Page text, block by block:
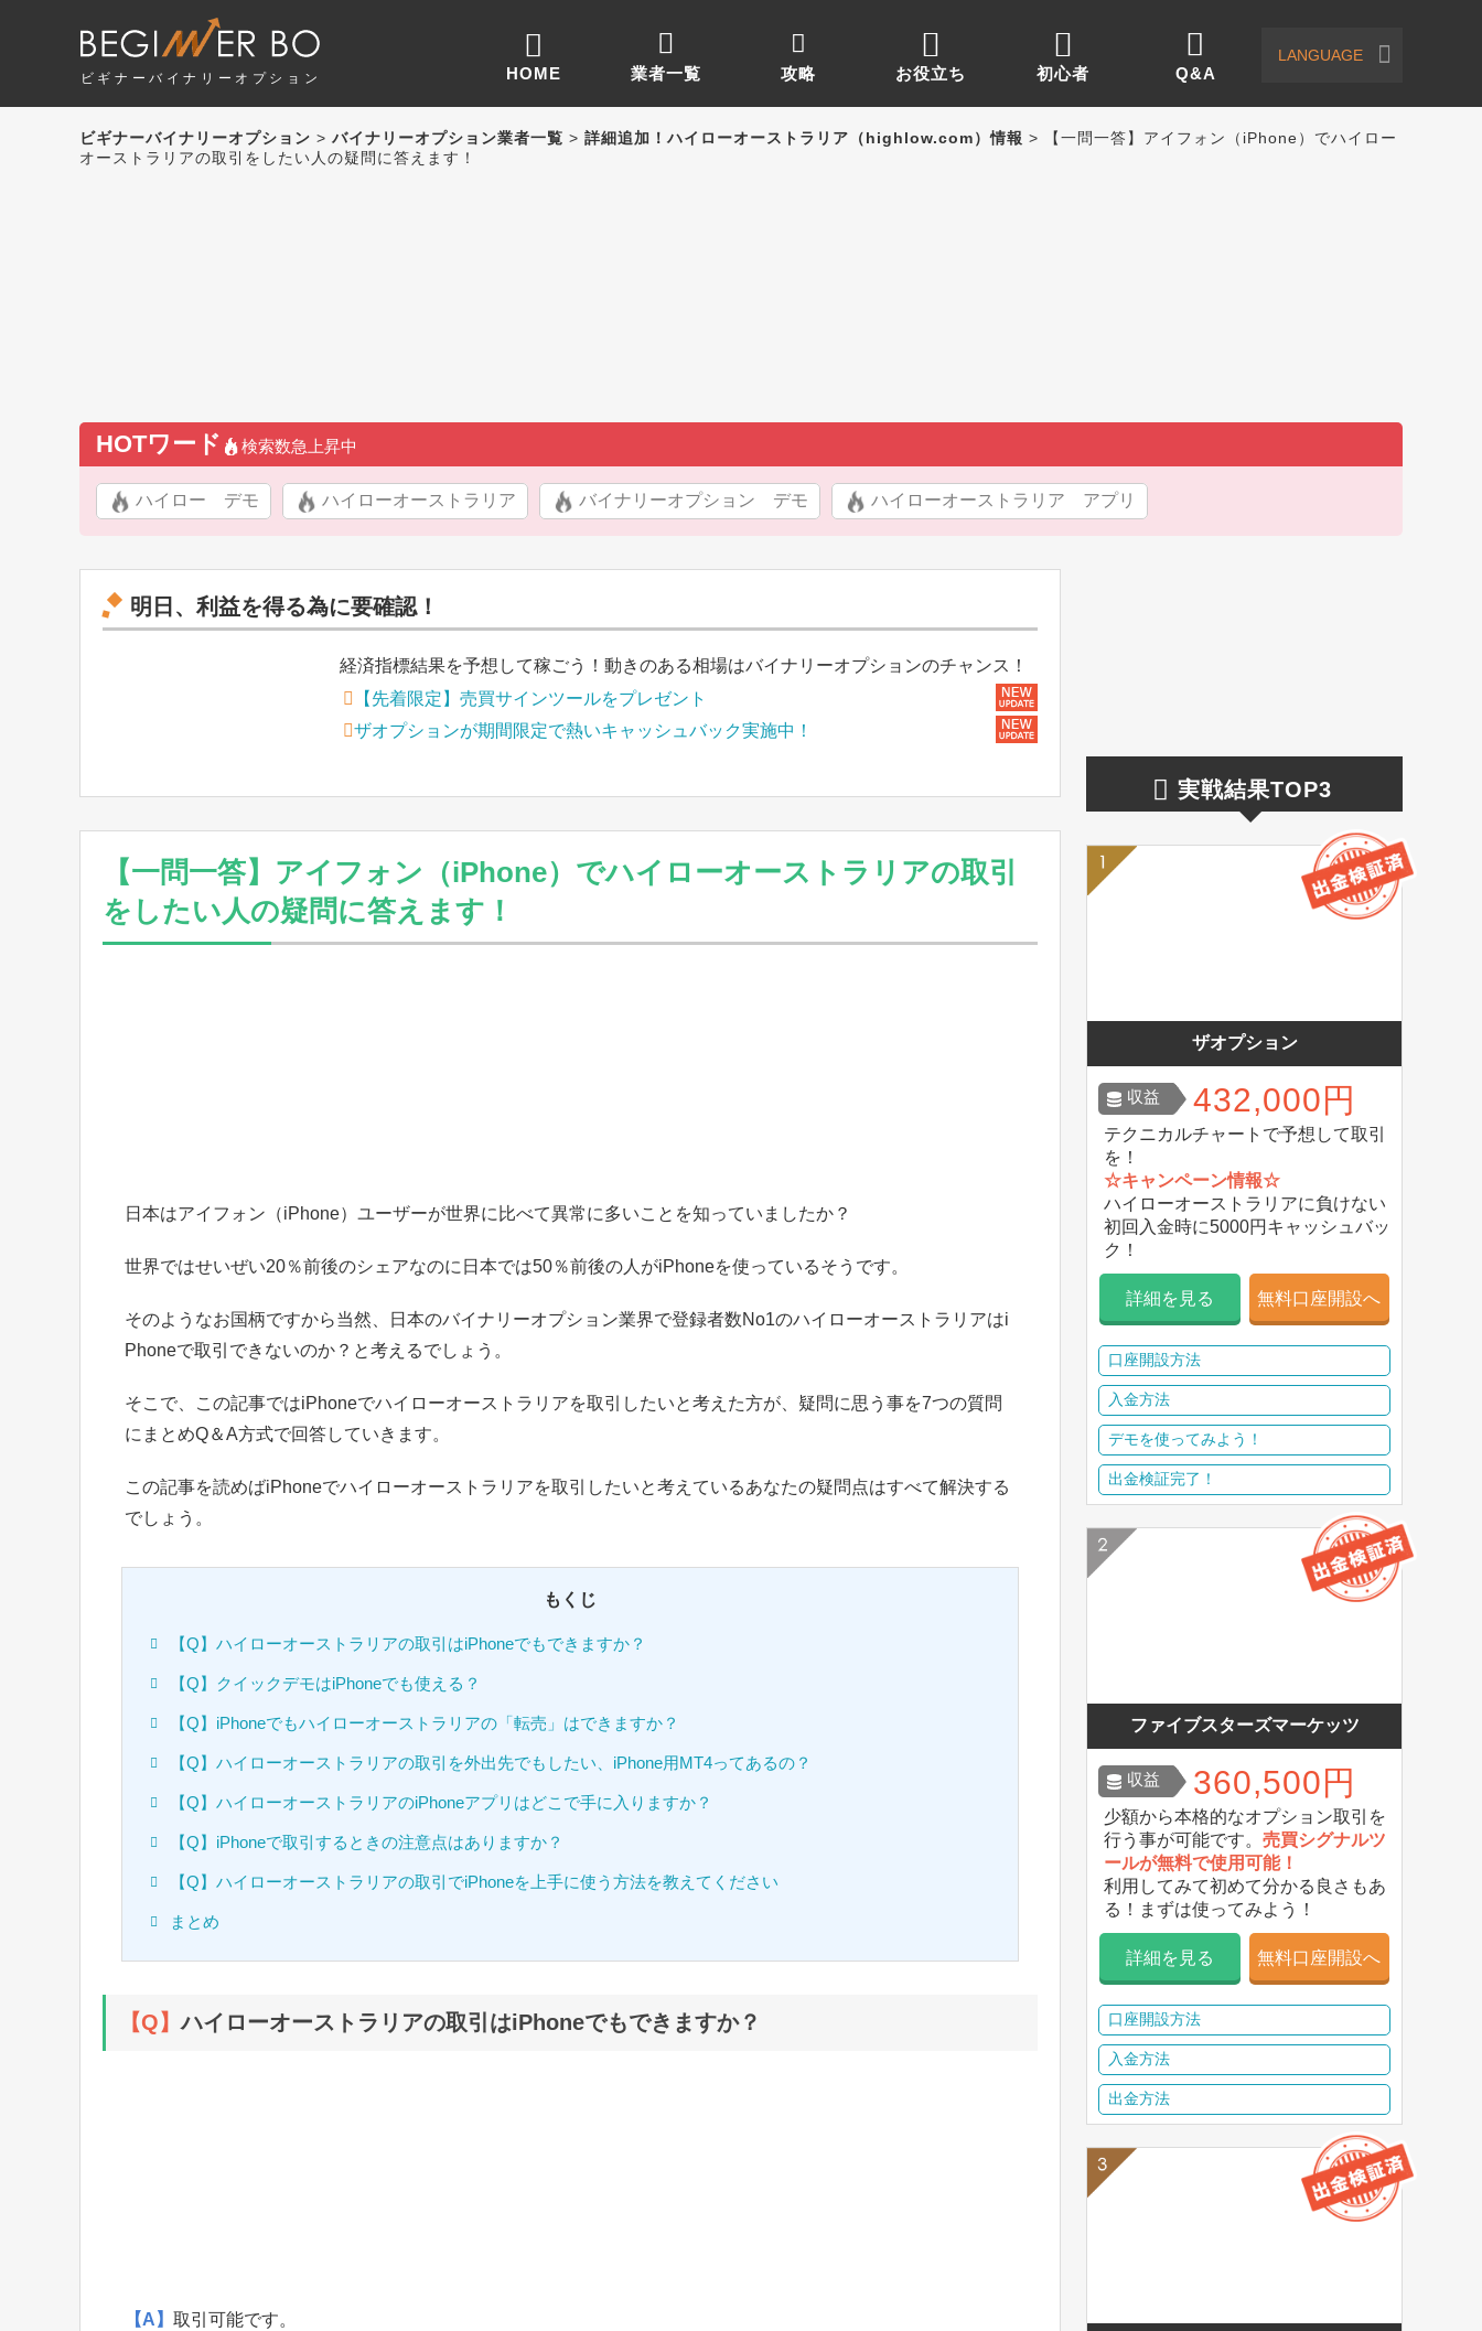
ビギナーバイナリーオプション
LANGUAGE
HOME 業者一覧 攻略 お役立ち 初心者 Q&A
ビギナーバイナリーオプション > バイナリーオプション業者一覧 > 詳細追加！ハイローオーストラリア（highlow.com）情報 > 【一問一答】アイフォン（iPhone）でハイロー
オーストラリアの取引をしたい人の疑問に答えます！
HOTワード 検索数急上昇中
ハイロー デモ ハイローオーストラリア バイナリーオプション デモ ハイローオーストラリア アプリ
明日、利益を得る為に要確認！
経済指標結果を予想して稼ごう！動きのある相場はバイナリーオプションのチャンス！
【先着限定】売買サインツールをプレゼント
ザオプションが期間限定で熱いキャッシュバック実施中！
【一問一答】アイフォン（iPhone）でハイローオーストラリアの取引
をしたい人の疑問に答えます！
日本はアイフォン（iPhone）ユーザーが世界に比べて異常に多いことを知っていましたか？
世界ではせいぜい20％前後のシェアなのに日本では50％前後の人がiPhoneを使っているそうです。
そのようなお国柄ですから当然、日本のバイナリーオプション業界で登録者数No1のハイローオーストラリアはi
Phoneで取引できないのか？と考えるでしょう。
そこで、この記事ではiPhoneでハイローオーストラリアを取引したいと考えた方が、疑問に思う事を7つの質問
にまとめQ＆A方式で回答していきます。
この記事を読めばiPhoneでハイローオーストラリアを取引したいと考えているあなたの疑問点はすべて解決する
でしょう。
もくじ
【Q】ハイローオーストラリアの取引はiPhoneでもできますか？
【Q】クイックデモはiPhoneでも使える？
【Q】iPhoneでもハイローオーストラリアの「転売」はできますか？
【Q】ハイローオーストラリアの取引を外出先でもしたい、iPhone用MT4ってあるの？
【Q】ハイローオーストラリアのiPhoneアプリはどこで手に入りますか？
【Q】iPhoneで取引するときの注意点はありますか？
【Q】ハイローオーストラリアの取引でiPhoneを上手に使う方法を教えてください
まとめ
【Q】ハイローオーストラリアの取引はiPhoneでもできますか？
【A】 取引可能です。
実戦結果TOP3
ザオプション
収益 432,000円
テクニカルチャートで予想して取引
を！
☆キャンペーン情報☆
ハイローオーストラリアに負けない
初回入金時に5000円キャッシュバッ
ク！
詳細を見る 無料口座開設へ
口座開設方法
入金方法
デモを使ってみよう！
出金検証完了！
ファイブスターズマーケッツ
収益 360,500円
少額から本格的なオプション取引を
行う事が可能です。 売買シグナルツ
ールが無料で使用可能！
利用してみて初めて分かる良さもあ
る！まずは使ってみよう！
詳細を見る 無料口座開設へ
口座開設方法
入金方法
出金方法